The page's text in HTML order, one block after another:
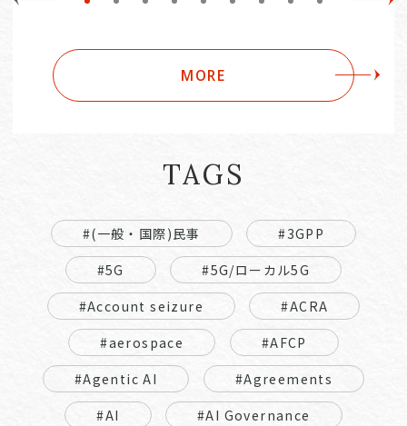
MORE
TAGS
#(一般・国際)民事
#3GPP
#5G
#5G/ローカル5G
#Account seizure
#ACRA
#aerospace
#AFCP
#Agentic AI
#Agreements
#AI
#AI Governance